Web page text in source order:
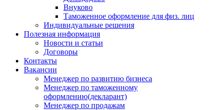
Внуково
Таможенное оформление для физ. лиц
Индивидуальные решения
Полезная информация
Новости и статьи
Договоры
Контакты
Вакансии
Менеджер по развитию бизнеса
Менеджер по таможенному
оформлению(декларант)
Менеджер по продажам